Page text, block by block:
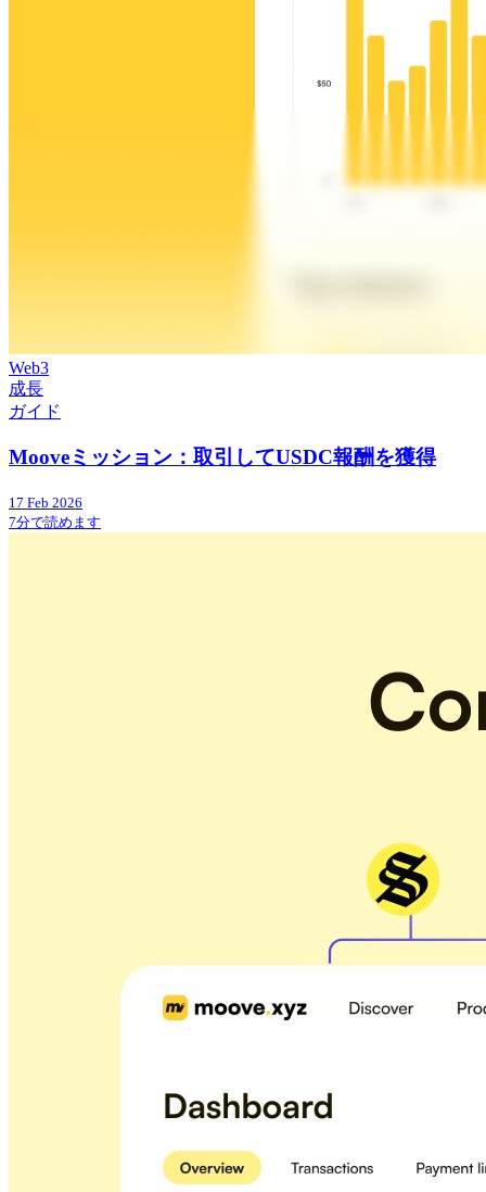
Web3
成長
ガイド
Mooveミッション：取引してUSDC報酬を獲得
17 Feb 2026
7分で読めます